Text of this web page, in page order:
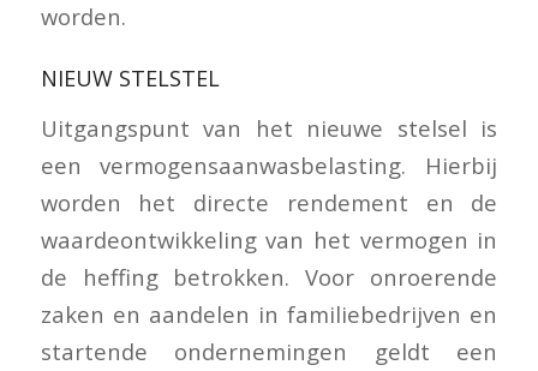
worden.
NIEUW STELSTEL
Uitgangspunt van het nieuwe stelsel is
een vermogensaanwasbelasting. Hierbij
worden het directe rendement en de
waardeontwikkeling van het vermogen in
de heffing betrokken. Voor onroerende
zaken en aandelen in familiebedrijven en
startende ondernemingen geldt een